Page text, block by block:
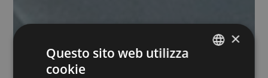
×
Questo sito web utilizza
cookie